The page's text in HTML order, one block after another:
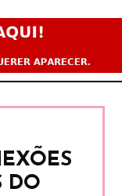
DO